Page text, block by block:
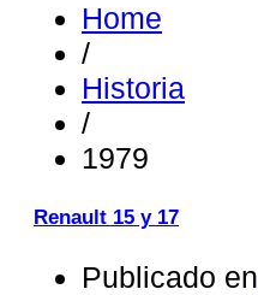
Home
/
Historia
/
1979
Renault 15 y 17
Publicado en